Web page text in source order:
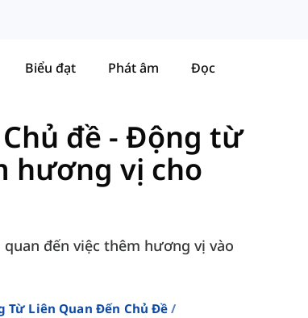
Biểu đạt Phát âm Đọc
đề - Động từ
hương vị cho
đến việc thêm hương vị vào
Từ Liên Quan Đến Chủ Đề